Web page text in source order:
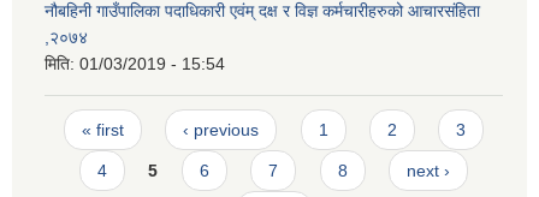
नौबहिनी गाउँपालिका पदाधिकारी एवंम् दक्ष र विज्ञ कर्मचारीहरुको आचारसंहिता
,२०७४
मिति: 01/03/2019 - 15:54
Pages
« first ‹ previous 1 2 3
4 5 6 7 8 next ›